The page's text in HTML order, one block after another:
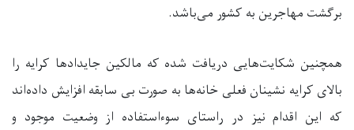
برگشت مهاجرین به کشور می‌باشد.
همچنین شکایت‌هایی دریافت شده که مالکین جایدادها کرایه را
بالای کرایه نشینان فعلی خانه‌ها به صورت بی سابقه افزایش داده‌اند
که این اقدام نیز در راستای سوءاستفاده از وضعیت موجود و